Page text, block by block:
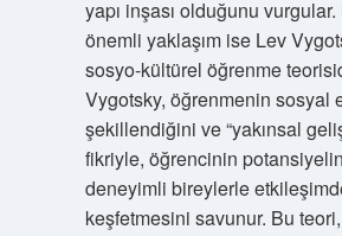
yapı inşası olduğunu
önemli yaklaşım ise Lev
sosyo-kültürel öğrenme
Vygotsky, öğrenmenin sosyal
şekillendiğini ve “yakınsal
fikriyle, öğrencinin
deneyimli bireylerle
keşfetmesini savunur. Bu